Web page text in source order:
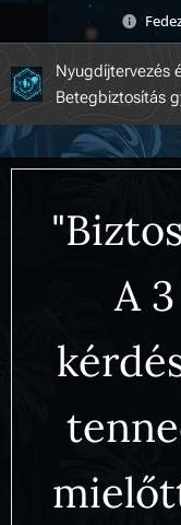
Nyugdíjtervezés
Betegbiztosítás
🤔 A